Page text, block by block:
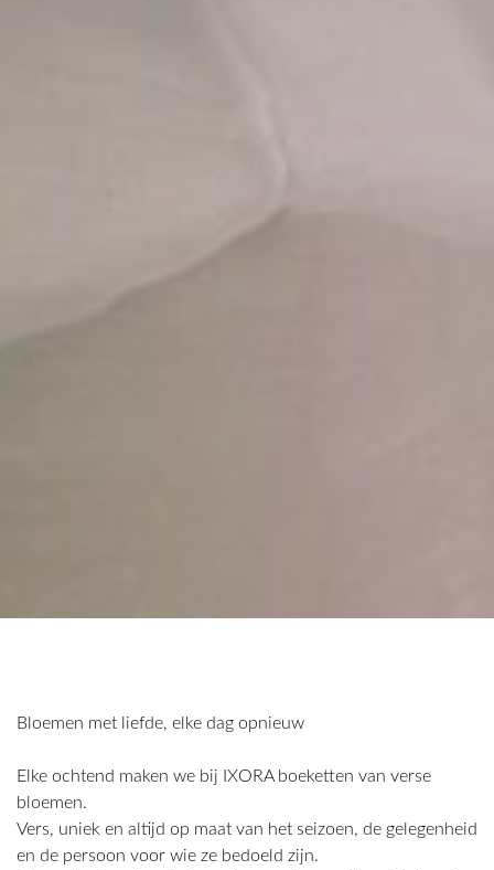
Bloemen met liefde, elke dag opnieuw
Elke ochtend maken we bij IXORA boeketten van verse
bloemen.
Vers, uniek en altijd op maat van het seizoen, de gelegenheid
en de persoon voor wie ze bedoeld zijn.